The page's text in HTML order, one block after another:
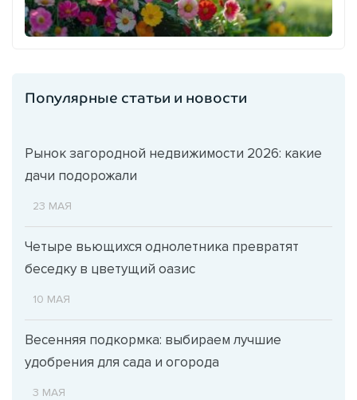
Популярные статьи и новости
Рынок загородной недвижимости 2026: какие
дачи подорожали
23 МАЯ
Четыре вьющихся однолетника превратят
беседку в цветущий оазис
10 МАЯ
Весенняя подкормка: выбираем лучшие
удобрения для сада и огорода
3 МАЯ